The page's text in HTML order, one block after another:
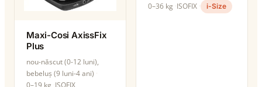
Maxi-Cosi AxissFix
Plus
nou-născut (0-12 luni),
bebeluș (9 luni-4 ani)
0–19 kg ISOFIX
0–36 kg ISOFIX i-Size